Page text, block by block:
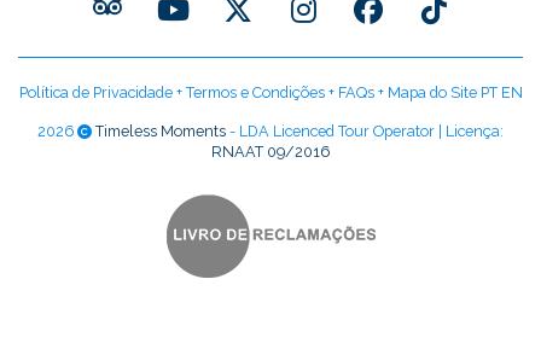
Política de Privacidade+Termos e Condições+ FAQs+ Mapa do Site PT EN
2026 Timeless Moments - LDA Licenced Tour Operator | Licença:
RNAAT 09/2016